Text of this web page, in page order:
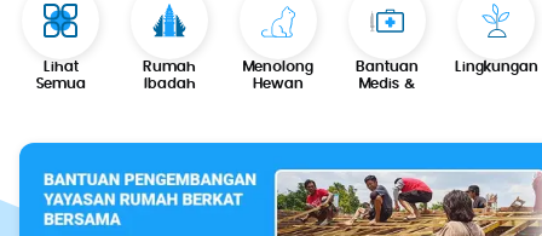
Lihat
Semua
Rumah
Ibadah
Menolong
Hewan
Bantuan
Medis &
Lingkungan